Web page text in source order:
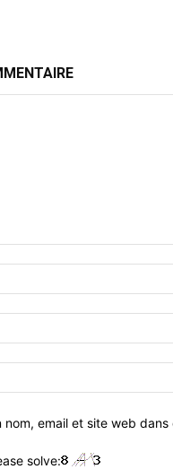
nom, email et site web
solve: